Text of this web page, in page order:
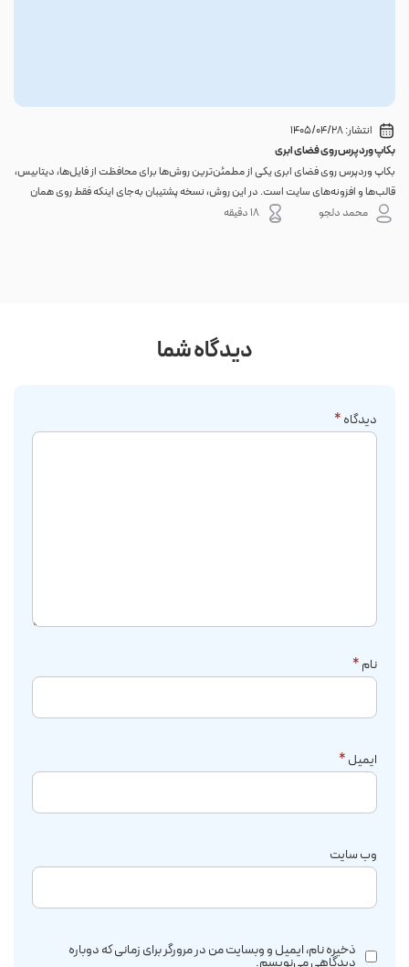
انتشار:1405/04/28
بکاپ وردپرس روی فضای ابری
بکاپ وردپرس روی فضای ابری یکی از مطمئن‌ترین روش‌ها برای محافظت از فایل‌ها، دیتابیس،
قالب‌ها و افزونه‌های سایت است. در این روش، نسخه پشتیبان به‌جای اینکه فقط روی همان
هاست اصلی باقی بماند، به یک فضای جداگانه منتقل می‌شود؛ بنابراین خرابی سرور، هک
محمد دلجو 18 دقیقه
دیدگاه شما
دیدگاه*
نام*
ایمیل*
وب‌ سایت
ذخیره نام، ایمیل و وبسایت من در مرورگر برای زمانی که دوباره
دیدگاهی می‌نویسم.